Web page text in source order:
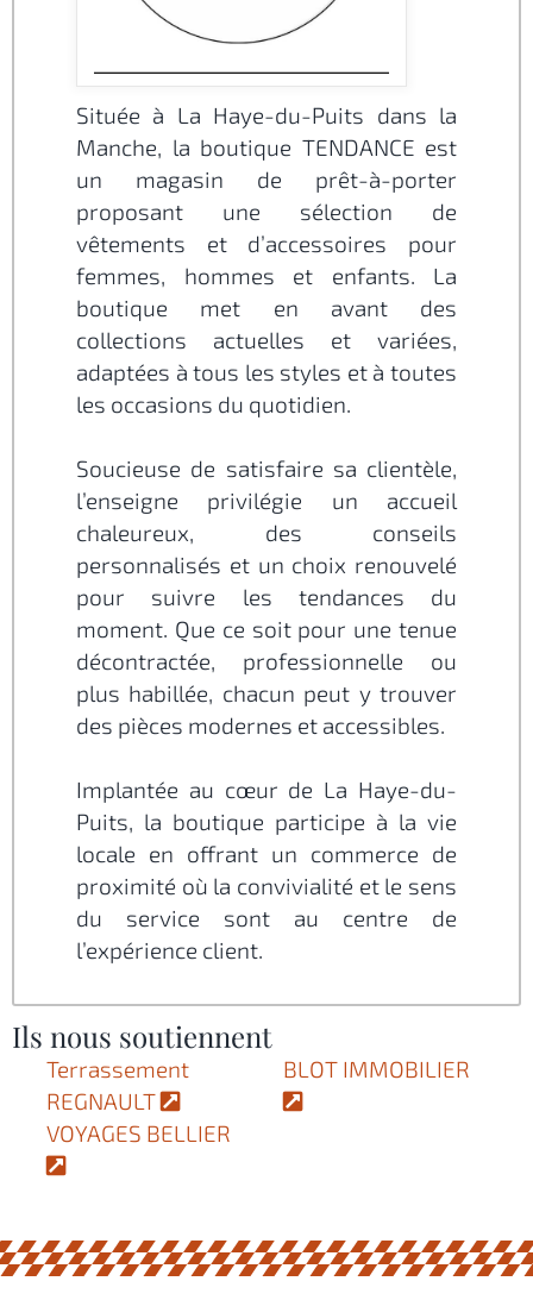
Située à La Haye-du-Puits dans la
Manche, la boutique TENDANCE est
un magasin de prêt-à-porter
proposant une sélection de
vêtements et d’accessoires pour
femmes, hommes et enfants. La
boutique met en avant des
collections actuelles et variées,
adaptées à tous les styles et à toutes
les occasions du quotidien.
Soucieuse de satisfaire sa clientèle,
l’enseigne privilégie un accueil
chaleureux, des conseils
personnalisés et un choix renouvelé
pour suivre les tendances du
moment. Que ce soit pour une tenue
décontractée, professionnelle ou
plus habillée, chacun peut y trouver
des pièces modernes et accessibles.
Implantée au cœur de La Haye-du-
Puits, la boutique participe à la vie
locale en offrant un commerce de
proximité où la convivialité et le sens
du service sont au centre de
l’expérience client.
Ils nous soutiennent
Terrassement
REGNAULT
BLOT IMMOBILIER
VOYAGES BELLIER